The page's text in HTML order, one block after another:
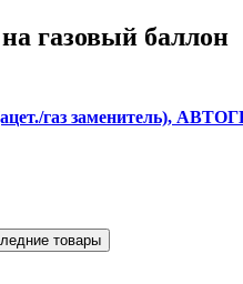
газовый баллон
газ заменитель),
товары